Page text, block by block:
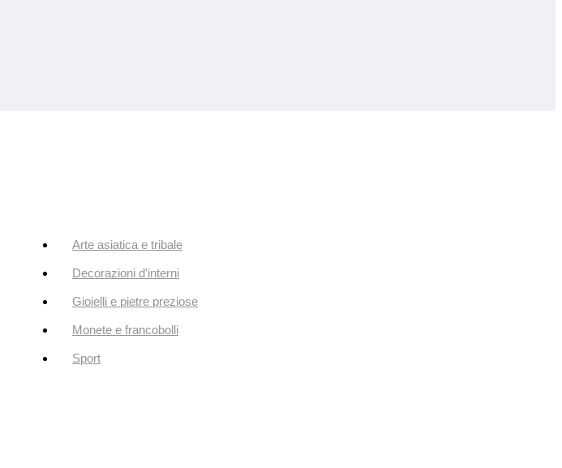
Arte asiatica e tribale
Decorazioni d'interni
Gioielli e pietre preziose
Monete e francobolli
Sport